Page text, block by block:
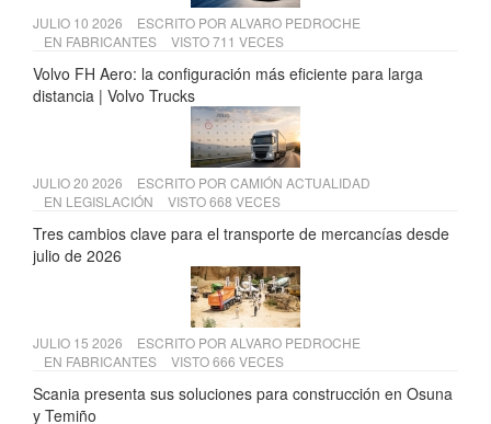
JULIO 10 2026 ESCRITO POR ALVARO PEDROCHE
EN FABRICANTES VISTO 711 VECES
Volvo FH Aero: la configuración más eficiente para larga
distancia | Volvo Trucks
JULIO 20 2026 ESCRITO POR CAMIÓN ACTUALIDAD
EN LEGISLACIÓN VISTO 668 VECES
Tres cambios clave para el transporte de mercancías desde
julio de 2026
JULIO 15 2026 ESCRITO POR ALVARO PEDROCHE
EN FABRICANTES VISTO 666 VECES
Scania presenta sus soluciones para construcción en Osuna
y Temiño